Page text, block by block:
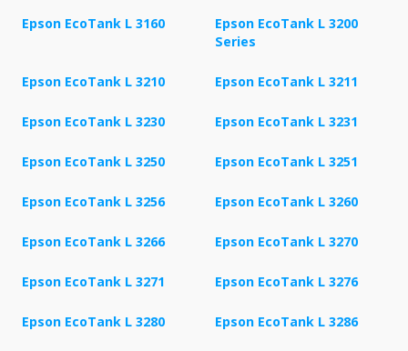
Epson EcoTank L 3160
Epson EcoTank L 3200
Series
Epson EcoTank L 3210 Epson EcoTank L 3211
Epson EcoTank L 3230 Epson EcoTank L 3231
Epson EcoTank L 3250 Epson EcoTank L 3251
Epson EcoTank L 3256 Epson EcoTank L 3260
Epson EcoTank L 3266 Epson EcoTank L 3270
Epson EcoTank L 3271 Epson EcoTank L 3276
Epson EcoTank L 3280 Epson EcoTank L 3286